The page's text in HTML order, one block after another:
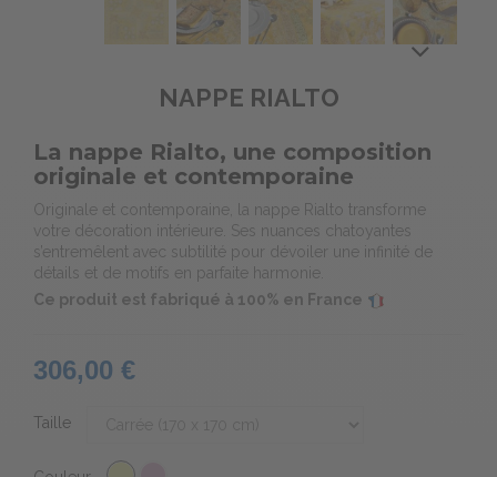
NAPPE RIALTO
La nappe Rialto, une composition
originale et contemporaine
Originale et contemporaine, la nappe Rialto transforme
votre décoration intérieure. Ses nuances chatoyantes
s’entremêlent avec subtilité pour dévoiler une infinité de
détails et de motifs en parfaite harmonie.
Ce produit est fabriqué à 100% en France
306,00 €
Taille